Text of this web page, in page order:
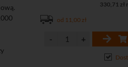
330,71 zł
od 11,00 zł